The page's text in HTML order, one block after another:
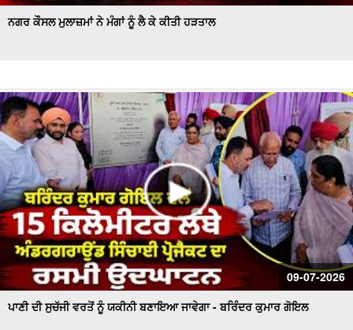
ਨਗਰ ਕੌਸਲ ਮੁਲਾਜ਼ਮਾਂ ਨੇ ਮੰਗਾਂ ਨੂੰ ਲੈ ਕੇ ਕੀਤੀ ਹੜਤਾਲ
09-07-2026
ਪਾਣੀ ਦੀ ਸੁਚੱਜੀ ਵਰਤੋਂ ਨੂੰ ਯਕੀਨੀ ਬਣਾਇਆ ਜਾਵੇਗਾ - ਬਰਿੰਦਰ ਕੁਮਾਰ ਗੋਇਲ